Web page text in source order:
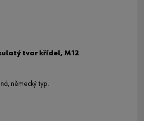
tvar křídel, M12
německý typ.